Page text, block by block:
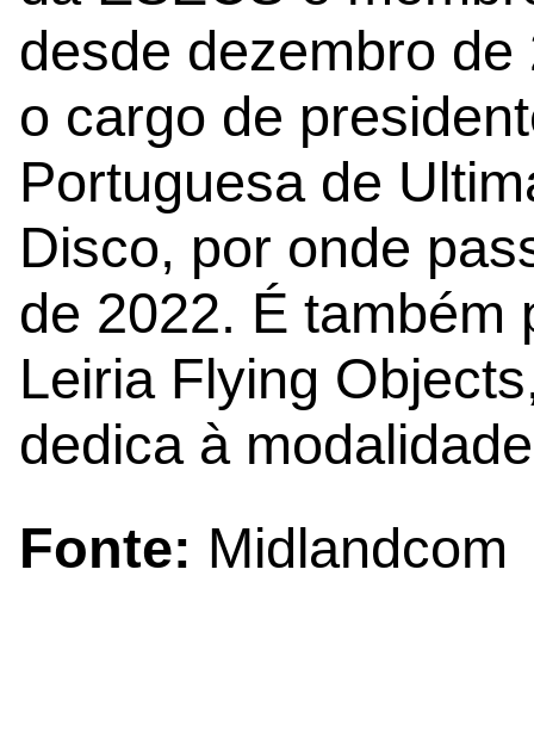
desde dezembro
o cargo de
Portuguesa de
Disco, por onde
de 2022. É também
Leiria Flying
dedica à
Fonte: Midlandcom